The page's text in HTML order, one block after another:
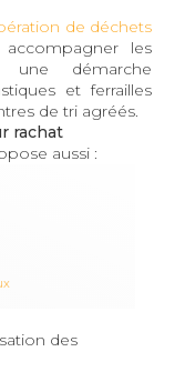
de déchets
les
une démarche
et ferrailles
de tri agréés.
rachat
aussi :
des